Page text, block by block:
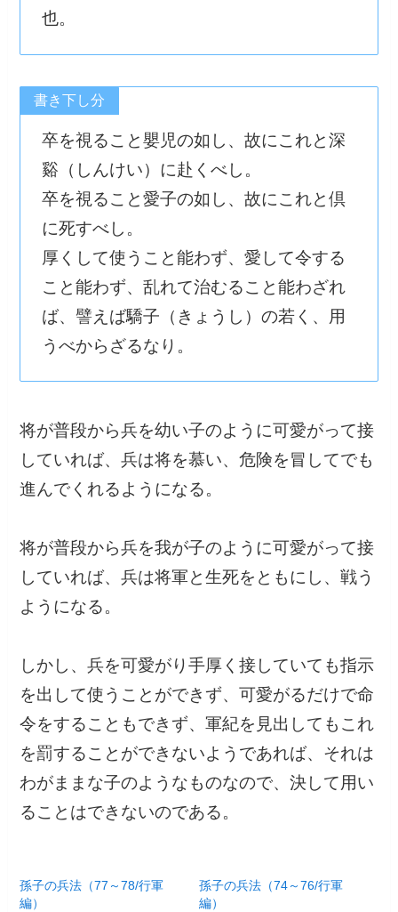
也。
書き下し分
卒を視ること嬰児の如し、故にこれと深
谿（しんけい）に赴くべし。
卒を視ること愛子の如し、故にこれと倶
に死すべし。
厚くして使うこと能わず、愛して令する
こと能わず、乱れて治むること能わざれ
ば、譬えば驕子（きょうし）の若く、用
うべからざるなり。
将が普段から兵を幼い子のように可愛がって接
していれば、兵は将を慕い、危険を冒してでも
進んでくれるようになる。
将が普段から兵を我が子のように可愛がって接
していれば、兵は将軍と生死をともにし、戦う
ようになる。
しかし、兵を可愛がり手厚く接していても指示
を出して使うことができず、可愛がるだけで命
令をすることもできず、軍紀を見出してもこれ
を罰することができないようであれば、それは
わがままな子のようなものなので、決して用い
ることはできないのである。
孫子の兵法（77～78/行軍
編）
孫子の兵法（74～76/行軍
編）